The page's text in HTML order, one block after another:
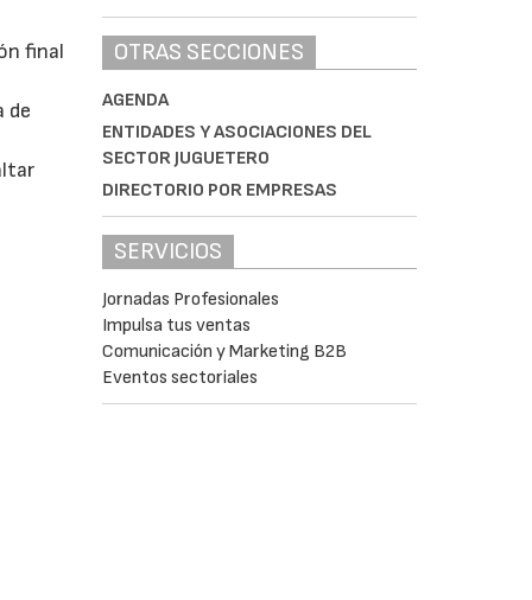
final
de
OTRAS SECCIONES
AGENDA
ENTIDADES Y ASOCIACIONES DEL
SECTOR JUGUETERO
DIRECTORIO POR EMPRESAS
SERVICIOS
Jornadas Profesionales
Impulsa tus ventas
Comunicación y Marketing B2B
Eventos sectoriales